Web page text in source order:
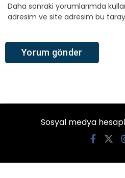
Daha sonraki yorumlarımda
adresim ve site adresim bu
Sosyal medya